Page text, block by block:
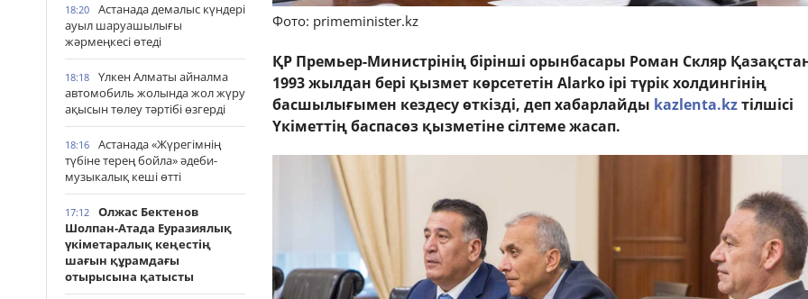
18:20
Астанада демалыс күндері
ауыл шаруашылығы
жәрмеңкесі өтеді
18:18
Үлкен Алматы айналма
автомобиль жолында жол жүру
ақысын төлеу тәртібі өзгерді
18:16
Астанада «Жүрегімнің
түбіне терең бойла» әдеби-
музыкалық кеші өтті
17:12
Олжас Бектенов
Шолпан-Атада Еуразиялық
үкіметаралық кеңестің
шағын құрамдағы
отырысына қатысты
Фото: primeminister.kz
ҚР Премьер-Министрінің бірінші орынбасары Роман Скляр
1993 жылдан бері қызмет көрсететін Alarko ірі түрік холдингінің
басшылығымен кездесу өткізді, деп хабарлайды kazlenta.kzтілшісі
Үкіметтің баспасөз қызметіне сілтеме жасап.